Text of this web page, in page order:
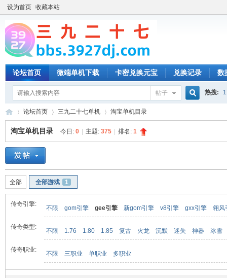
设为首页 收藏本站
论坛首页 微端单机下载 卡密兑换元宝 兑换记录 数
帖子 热搜:
»
论坛首页 三九二十七单机 淘宝单机目录
淘宝单机目录 今日: 0 主题: 375 排名: 1
全部 全部游戏 1
传奇引擎:
不限 gom引擎 gee引擎 新gom引擎 v8引擎 gxx引擎 翎风
传奇类型:
不限 1.76 1.80 1.85 复古 火龙 沉默 迷失 神器 冰雪
传奇职业:
不限 三职业 单职业 多职业